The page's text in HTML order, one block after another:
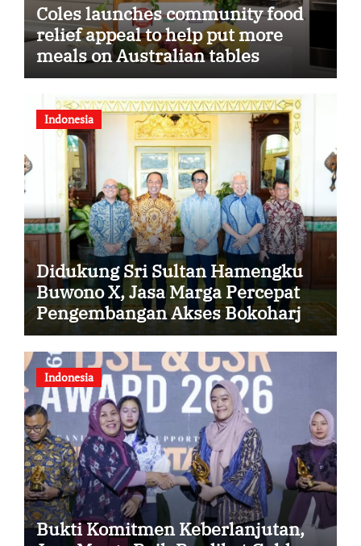
Coles launches community food
relief appeal to help put more
meals on Australian tables
Indonesia
Didukung Sri Sultan Hamengku
Buwono X, Jasa Marga Percepat
Pengembangan Akses Bokoharjo
Tol Jogja-Solo untuk Dukung
Konektivitas DIY
Indonesia
Bukti Komitmen Keberlanjutan,